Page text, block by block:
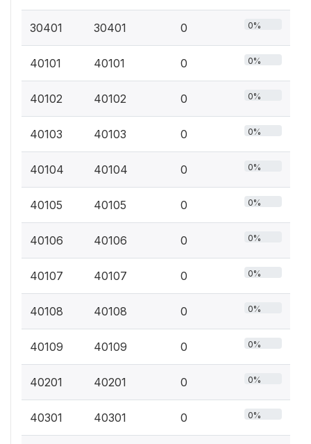
30401 30401 0 0%
40101 40101 0 0%
40102 40102 0 0%
40103 40103 0 0%
40104 40104 0 0%
40105 40105 0 0%
40106 40106 0 0%
40107 40107 0 0%
40108 40108 0 0%
40109 40109 0 0%
40201 40201 0 0%
40301 40301 0 0%